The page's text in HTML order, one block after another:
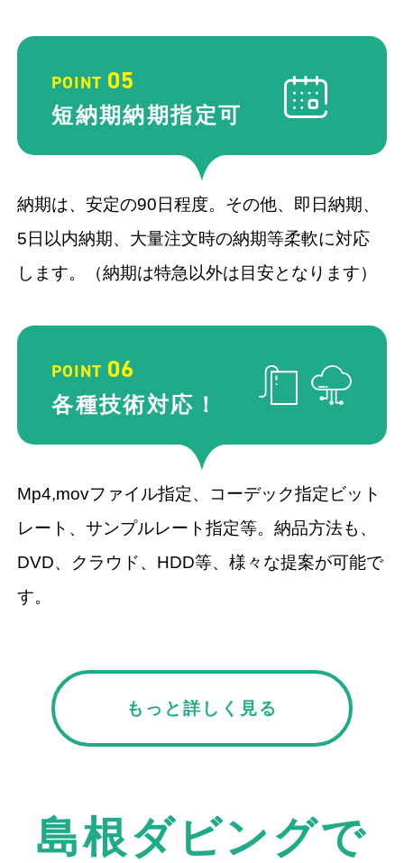
POINT 05
短納期納期指定可
納期は、安定の90日程度。その他、即日納期、
5日以内納期、大量注文時の納期等柔軟に対応
します。（納期は特急以外は目安となります）
POINT 06
各種技術対応！
Mp4,movファイル指定、コーデック指定ビット
レート、サンプルレート指定等。納品方法も、
DVD、クラウド、HDD等、様々な提案が可能で
す。
もっと詳しく見る
島根ダビングで